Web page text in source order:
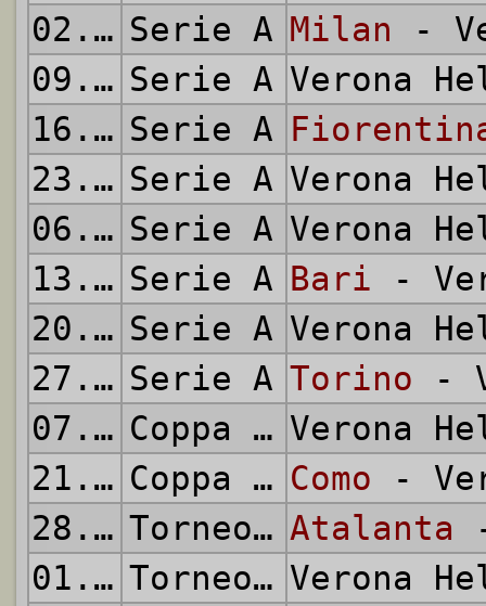
02.03.1986 Serie A Milan -
09.03.1986 Serie A Verona
16.03.1986 Serie A
23.03.1986 Serie A Verona
06.04.1986 Serie A Verona
13.04.1986 Serie A Bari -
20.04.1986 Serie A Verona
27.04.1986 Serie A Torino -
07.05.1986
Coppa Italia Verona
21.05.1986
Coppa Italia Como -
28.05.1986
Torneo d'Estate Atalanta
01.06.1986
Torneo d'Estate Verona